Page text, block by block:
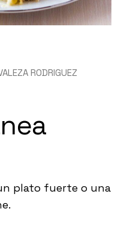
RODRIGUEZ
plato fuerte o una